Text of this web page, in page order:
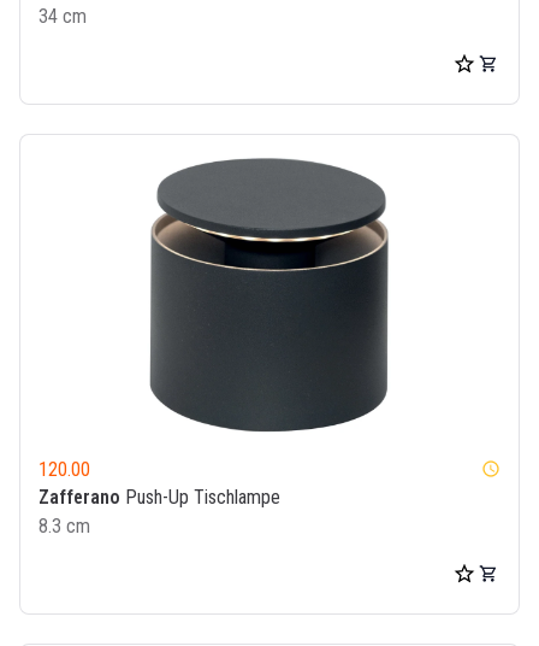
34 cm
120.00 watch_later
Zafferano Push-Up Tischlampe
8.3 cm